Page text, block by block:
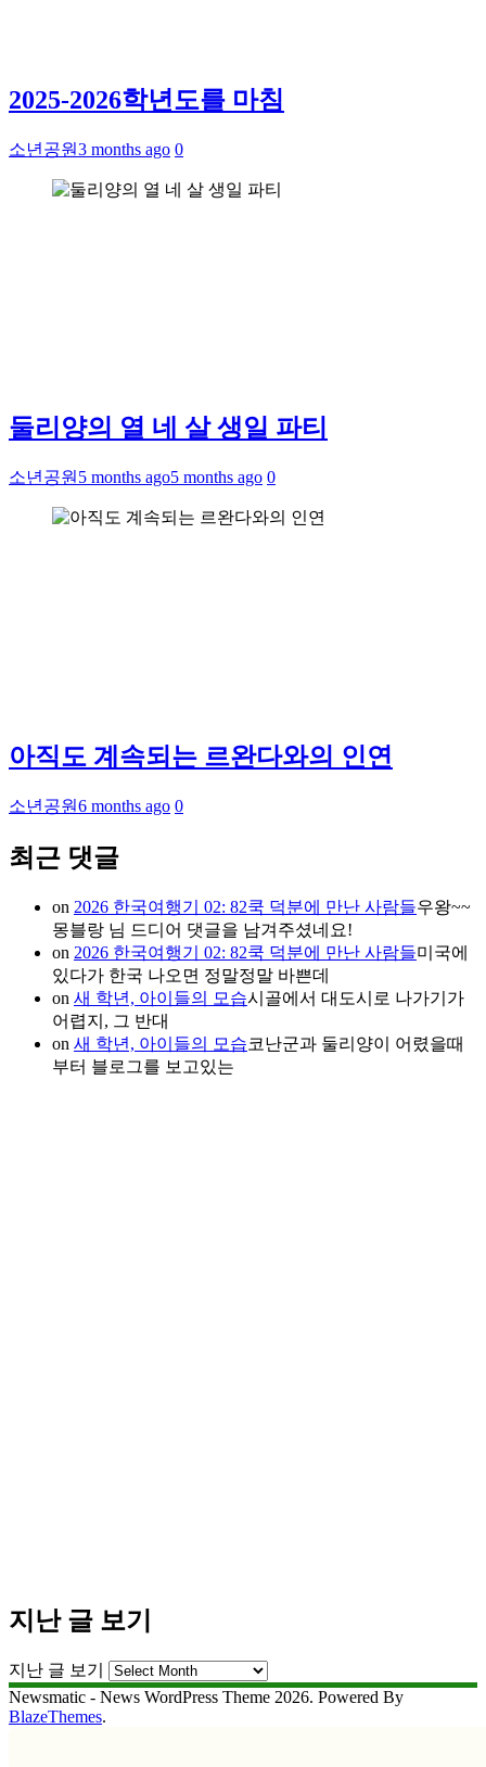
2025-2026학년도를 마침
소년공원3 months ago 0
둘리양의 열 네 살 생일 파티
소년공원 5 months ago5 months ago 0
아직도 계속되는 르완다와의 인연
소년공원6 months ago 0
최근 댓글
on 2026 한국여행기 02: 82쿡 덕분에 만난 사람들우왕~~
몽블랑 님 드디어 댓글을 남겨주셨네요!
on 2026 한국여행기 02: 82쿡 덕분에 만난 사람들미국에
있다가 한국 나오면 정말정말 바쁜데
on 새 학년, 아이들의 모습시골에서 대도시로 나가기가
어렵지, 그 반대
on 새 학년, 아이들의 모습코난군과 둘리양이 어렸을때
부터 블로그를 보고있는
지난 글 보기
지난 글 보기
Newsmatic - News WordPress Theme 2026. Powered By
BlazeThemes.